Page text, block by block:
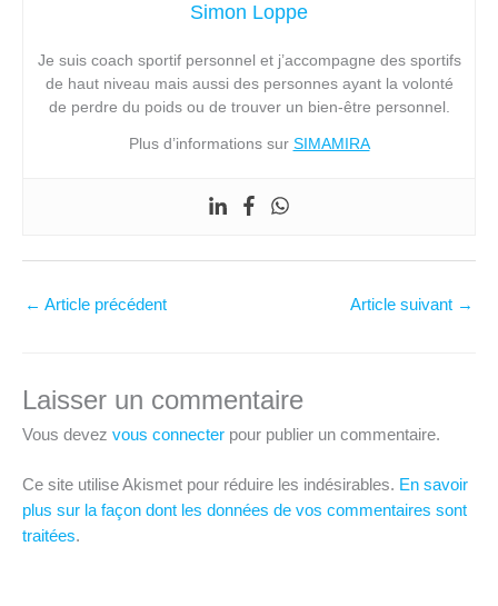
Simon Loppe
Je suis coach sportif personnel et j’accompagne des sportifs
de haut niveau mais aussi des personnes ayant la volonté
de perdre du poids ou de trouver un bien-être personnel.
Plus d’informations sur SIMAMIRA
← Article précédent Article suivant →
Laisser un commentaire
Vous devez vous connecter pour publier un commentaire.
Ce site utilise Akismet pour réduire les indésirables. En savoir
plus sur la façon dont les données de vos commentaires sont
traitées.